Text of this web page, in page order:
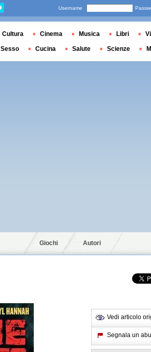
Giochi Autori
Vedi articolo
Segnala un
Username
Cultura Cinema Musica Libri
Sesso Cucina Salute Scienze